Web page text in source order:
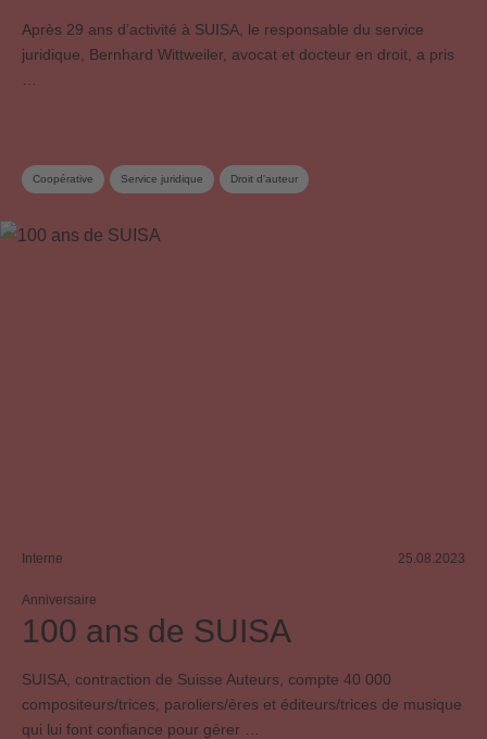
Après 29 ans dʼactivité à SUISA, le responsable du service
juridique, Bernhard Wittweiler, avocat et docteur en droit, a pris
Coopérative Service juridique Droit d'auteur
Interne 25.08.2023
Anniversaire
100 ans de SUISA
SUISA, contraction de Suisse Auteurs, compte 40 000
compositeurs/trices, paroliers/ères et éditeurs/trices de musique
qui lui font confiance pour gérer …